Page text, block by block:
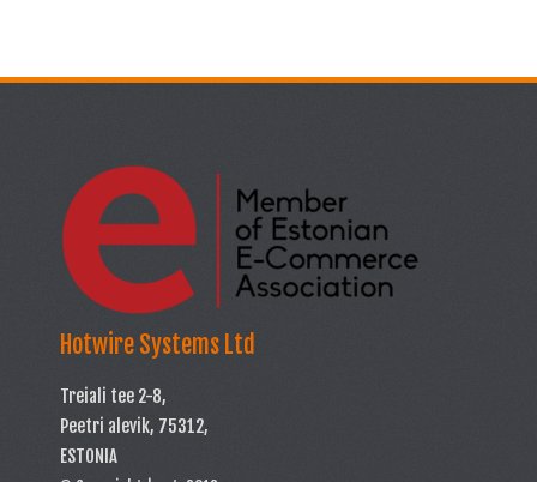
Hotwire Systems Ltd
Treiali tee 2-8,
Peetri alevik, 75312,
ESTONIA